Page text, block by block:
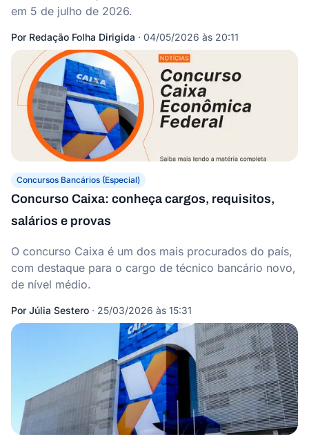
em 5 de julho de 2026.
Por Redação Folha Dirigida · 04/05/2026 às 20:11
Concursos Bancários (Especial)
Concurso Caixa: conheça cargos, requisitos,
salários e provas
O concurso Caixa é um dos mais procurados do país,
com destaque para o cargo de técnico bancário novo,
de nível médio.
Por Júlia Sestero · 25/03/2026 às 15:31